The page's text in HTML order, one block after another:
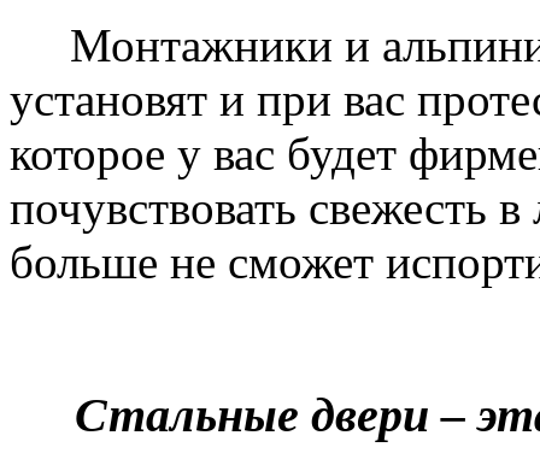
Монтажники и
установят и при вас
которое у вас будет
почувствовать свежесть
больше не сможет
Стальные двери –